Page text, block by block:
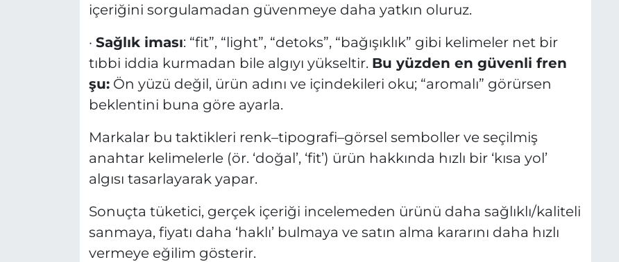
içeriğini sorgulamadan güvenmeye daha yatkın oluruz.
· Sağlık iması: “fit”, “light”, “detoks”, “bağışıklık” gibi kelimeler net bir
tıbbi iddia kurmadan bile algıyı yükseltir. Bu yüzden en güvenli fren
şu:Ön yüzü değil, ürün adını ve içindekileri oku; “aromalı” görürsen
beklentini buna göre ayarla.
Markalar bu taktikleri renk–tipografi–görsel semboller ve seçilmiş
anahtar kelimelerle (ör. ‘doğal’, ‘fit’) ürün hakkında hızlı bir ‘kısa yol’
algısı tasarlayarak yapar.
Sonuçta tüketici, gerçek içeriği incelemeden ürünü daha sağlıklı/kaliteli
sanmaya, fiyatı daha ‘haklı’ bulmaya ve satın alma kararını daha hızlı
vermeye eğilim gösterir.